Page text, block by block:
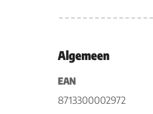
Algemeen
EAN
8713300002972